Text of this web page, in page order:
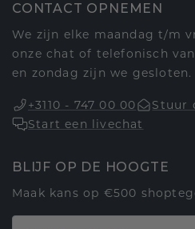
CONTACT OPNEMEN
We zijn elke maandag t/m
onze chat of telefonisch
en zondag zijn we gesloten.
+3110 - 747 00 00
Stuur
Start een livechat
BLIJF OP DE HOOGTE
Maak kans op €500